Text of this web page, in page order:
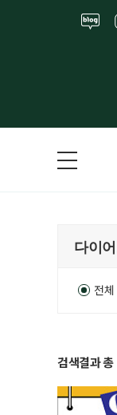
전체
검색결과 총